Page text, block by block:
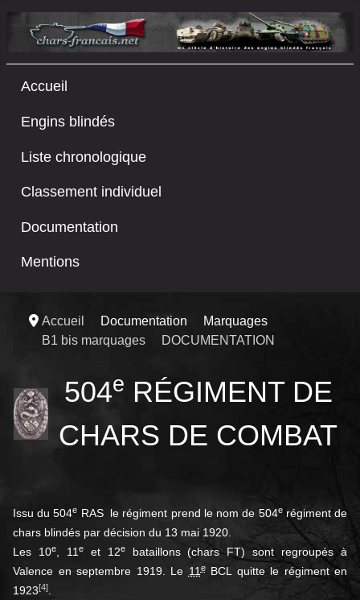
Accueil
Engins blindés
Liste chronologique
Classement individuel
Documentation
Mentions
Accueil Documentation
Marquages
B1 bis marquages
DOCUMENTATION
504e RÉGIMENT DE
CHARS DE COMBAT
Issu du 504e RAS le régiment prend le nom de 504erégiment de
chars blindés par décision du 13 mai 1920
Les 10e, 11 eet 12ebataillons (chars FT) sont regroupés à
Valence en septembre 1919. Le 11eBCL quitte le régiment en
1923[4]